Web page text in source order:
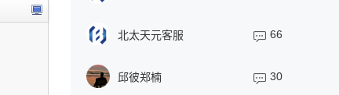
北太天元客服 66
邱彼郑楠 30